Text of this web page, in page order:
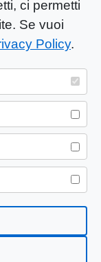
ci permetti
Se vuoi
Policy.
testata
S.R.L.
Maria
01/2025 |
MARIA